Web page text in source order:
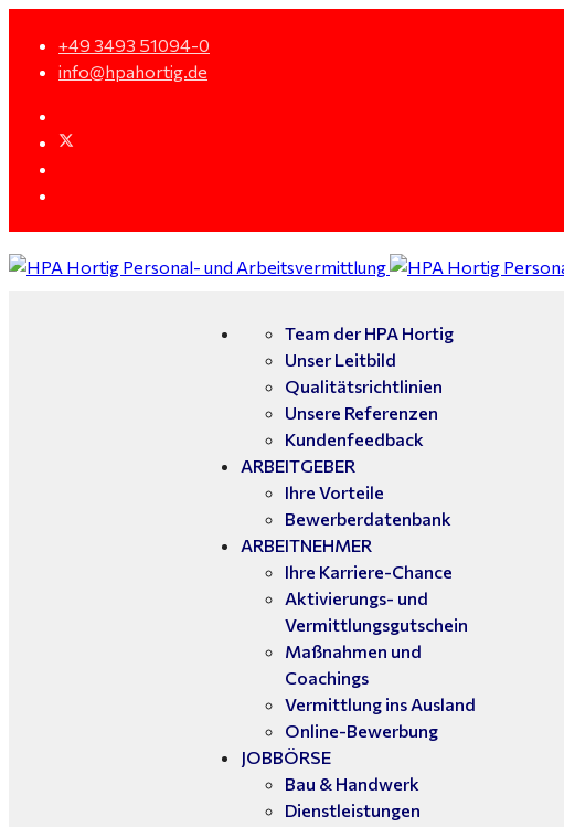
+49 3493 51094-0
info@hpahortig.de
Team der HPA Hortig
Unser Leitbild
Qualitätsrichtlinien
Unsere Referenzen
Kundenfeedback
ARBEITGEBER
Ihre Vorteile
Bewerberdatenbank
ARBEITNEHMER
Ihre Karriere-Chance
Aktivierungs- und
Vermittlungsgutschein
Maßnahmen und
Coachings
Vermittlung ins Ausland
Online-Bewerbung
JOBBÖRSE
Bau & Handwerk
Dienstleistungen